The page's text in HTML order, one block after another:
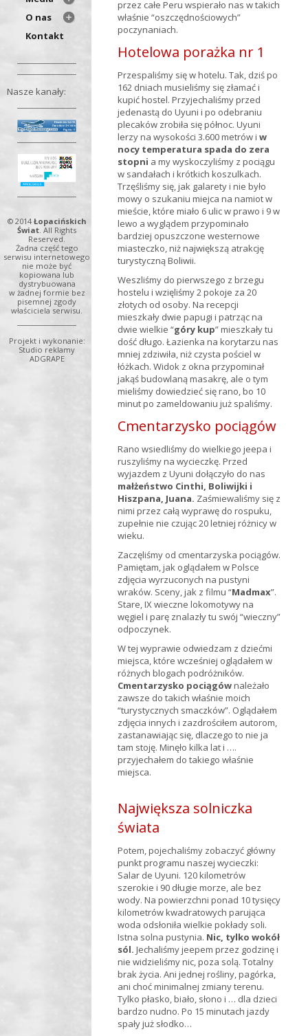
O nas
Kontakt
Nasze kanały:
© 2014 Łopacińskich
Świat. All Rights
Reserved.
Żadna część tego
serwisu internetowego
nie może być
kopiowana lub
dystrybuowana
w żadnej formie bez
pisemnej zgody
właściciela serwisu.
Projekt i wykonanie:
Studio reklamy
ADGRAPE
przez całe Peru wspierało nas w takich
właśnie “oszczędnościowych”
poczynaniach.
Hotelowa porażka nr 1
Przespaliśmy się w hotelu. Tak, dziś po
162 dniach musieliśmy się złamać i
kupić hostel. Przyjechaliśmy przed
jedenastą do Uyuni i po odebraniu
plecaków zrobiła się północ. Uyuni
lerzy na wysokości 3.600 metrów iw
nocy temperatura spada do zera
stopni a my wyskoczyliśmy z pociągu
w sandałach i krótkich koszulkach.
Trzęśliśmy się, jak galarety i nie było
mowy o szukaniu miejca na namiot w
mieście, które miało 6 ulic w prawo i 9 w
lewo a wyglądem przypominało
bardziej opuszczone westernowe
miasteczko, niż największą atrakcję
turystyczną Boliwii.
Weszliśmy do pierwszego z brzegu
hostelu i wzięliśmy 2 pokoje za 20
złotych od osoby. Na recepcji
mieszkały dwie papugi i patrząc na
dwie wielkie “góry kup” mieszkały tu
dość długo. Łazienka na korytarzu nas
mniej zdziwiła, niż czysta pościel w
łóżkach. Widok z okna przypominał
jakąś budowlaną masakrę, ale o tym
mieliśmy dowiedzieć się rano, bo 10
minut po zameldowaniu już spaliśmy.
Cmentarzysko pociągów
Rano wsiedliśmy do wielkiego jeepa i
ruszyliśmy na wycieczkę. Przed
wyjazdem z Uyuni dołączyło do nas
małżeństwo Cinthi, Boliwijki i
Hiszpana, Juana. Zaśmiewaliśmy się z
nimi przez całą wyprawę do rospuku,
zupełnie nie czując 20 letniej różnicy w
wieku.
Zaczęliśmy od cmentarzyska pociągów.
Pamiętam, jak oglądałem w Polsce
zdjęcia wyrzuconych na pustyni
wraków. Sceny, jak z filmu “Madmax”.
Stare, IX wieczne lokomotywy na
węgiel i parę znalazły tu swój “wieczny”
odpoczynek.
W tej wyprawie odwiedzam z dziećmi
miejsca, które wcześniej oglądałem w
różnych blogach podróżników.
Cmentarzysko pociągównależało
zawsze do takich właśnie moich
“turystycznych smaczków”. Oglądałem
zdjęcia innych i zazdrościłem autorom,
zastanawiając się, dlaczego to nie ja
tam stoję. Minęło kilka lat i ….
przyjechałem do takiego właśnie
miejsca.
Największa solniczka
świata
Potem, pojechaliśmy zobaczyć główny
punkt programu naszej wycieczki:
Salar de Uyuni. 120 kilometrów
szerokie i 90 długie morze, ale bez
wody. Na powierzchni ponad 10 tysięcy
kilometrów kwadratowych parująca
woda odsłoniła wielkie pokłady soli.
Istna solna pustynia. Nic, tylko wokół
sól. Jechaliśmy jeepem przez godzinę i
nie widzieliśmy nic, poza solą. Totalny
brak życia. Ani jednej rośliny, pagórka,
ani choć minimalnej zmiany terenu.
Tylko płasko, biało, słono i … dla dzieci
bardzo nudno. Po 15 minutach jazdy
spały już słodko…